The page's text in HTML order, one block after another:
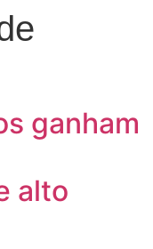
ganham
alto